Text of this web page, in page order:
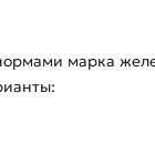
марка